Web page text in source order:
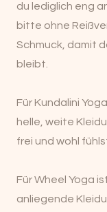
du lediglich eng
bitte ohne
Schmuck, damit
bleibt.
Für Kundalini
helle, weite
frei und wohl
Für Wheel Yoga
anliegende